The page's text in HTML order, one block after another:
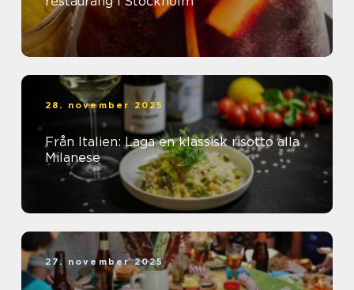
28. november 2025
Från Italien: Laga en klassisk risotto alla
Milanese
27. november 2025